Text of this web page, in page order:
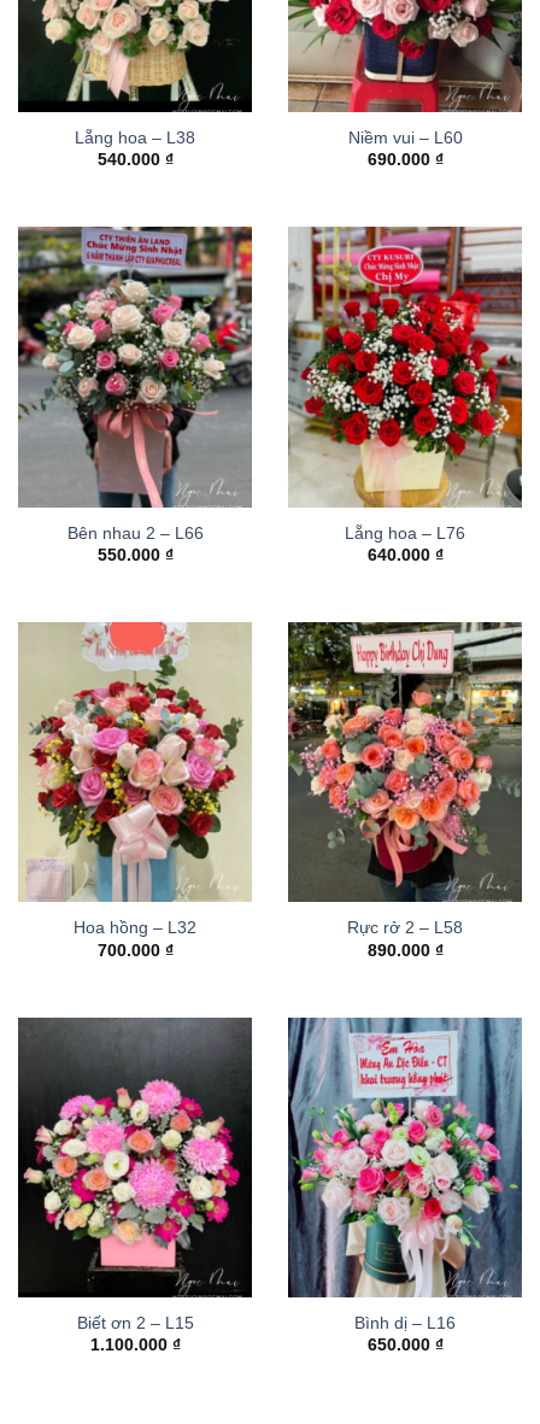
Lẵng hoa – L38
540.000 ₫
Niềm vui – L60
690.000 ₫
Bên nhau 2 – L66
550.000 ₫
Lẵng hoa – L76
640.000 ₫
Hoa hồng – L32
700.000 ₫
Rực rở 2 – L58
890.000 ₫
Biết ơn 2 – L15
1.100.000 ₫
Bình dị – L16
650.000 ₫